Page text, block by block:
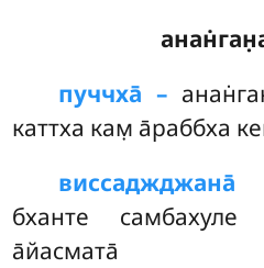
пуччха̄ –
каттха кам̣ а̄раббха
бханте самбахуле
а̄йасмата̄